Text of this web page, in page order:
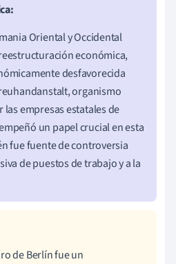
Oriental y Occidental
económica,
desfavorecida
organismo
empresas estatales de
un papel crucial en esta
fue fuente de controversia
de puestos de trabajo y a la
de Berlín fue un